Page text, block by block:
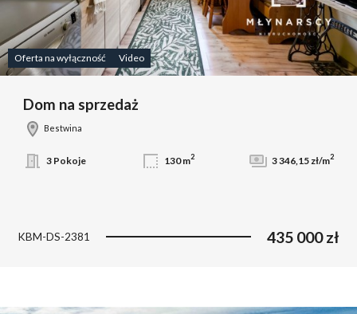
Oferta na wyłączność Video
Dom na sprzedaż
Bestwina
3 Pokoje 130 m2 3 346,15 zł/m2
KBM-DS-2381 435 000 zł